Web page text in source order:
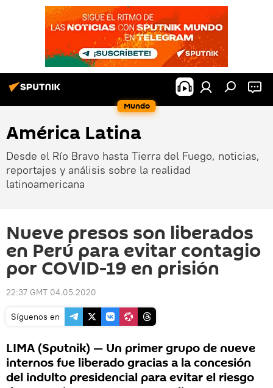
Mundo
América Latina
Desde el Río Bravo hasta Tierra del Fuego, noticias,
reportajes y análisis sobre la realidad
latinoamericana
Nueve presos son liberados
en Perú para evitar contagio
por COVID-19 en prisión
22:37 GMT 04.05.2020
Síguenos en
LIMA (Sputnik) — Un primer grupo de nueve
internos fue liberado gracias a la concesión
del indulto presidencial para evitar el riesgo